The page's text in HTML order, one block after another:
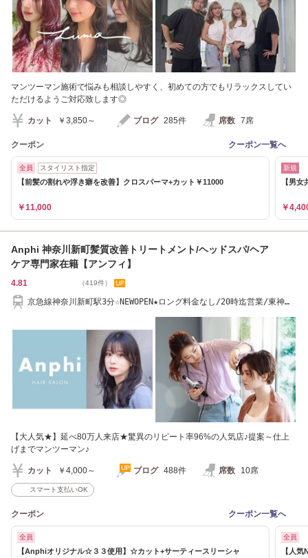
マンツーマン施術で悩みも相談しやすく、初めての方でもリラックスしてい
ただけるようご対応致します◎
カット ￥3,850～ ブログ 285件 席数 7席
クーポン クーポン一覧へ
全員 スタイリスト指定
【前髪の割れや浮き癖を改善】クロスパーマ+カット￥11000
￥11,000
新規
【男
￥
Anphi 神奈川新町髪質改善トリートメント/ヘッドスパ/ヘア
ケア専門家在籍【アンフィ】
4.81 （419件）
京急線神奈川新町駅3分☆NEWOPEN★ロング料金なし/20時迄営業/東神奈
【大人気★】延べ80万人来店★驚異のリピート率96%の人気店♪提案～仕上
げまでマンツーマン♪
カット ￥4,000～ ブログ 488件 席数 10席
スマート支払いOK
クーポン クーポン一覧へ
全員
【Anphiオリジナル☆３３使用】☆カット+サーティースリーシャ
全員
【人